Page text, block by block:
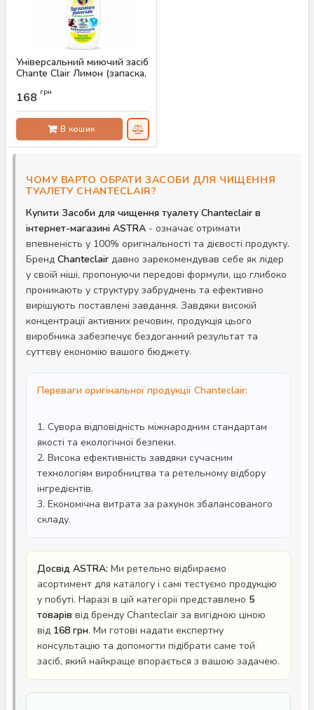
Універсальний миючий засіб
Chante Clair Лимон (запаска,
Артикул:
168 грн
В кошик
ЧОМУ ВАРТО ОБРАТИ ЗАСОБИ ДЛЯ ЧИЩЕННЯ
ТУАЛЕТУ CHANTECLAIR?
Купити Засоби для чищення туалету Chanteclair в
інтернет-магазині ASTRA - означає отримати
впевненість у 100% оригінальності та дієвості продукту.
Бренд Chanteclair давно зарекомендував себе як лідер
у своїй ніші, пропонуючи передові формули, що глибоко
проникають у структуру забруднень та ефективно
вирішують поставлені завдання. Завдяки високій
концентрації активних речовин, продукція цього
виробника забезпечує бездоганний результат та
суттєву економію вашого бюджету.
Переваги оригінальної продукції Chanteclair:
1. Сувора відповідність міжнародним стандартам
якості та екологічної безпеки.
2. Висока ефективність завдяки сучасним
технологіям виробництва та ретельному відбору
інгредієнтів.
3. Економічна витрата за рахунок збалансованого
складу.
Досвід ASTRA: Ми ретельно відбираємо
асортимент для каталогу і самі тестуємо продукцію
у побуті. Наразі в цій категорії представлено 5
товарів від бренду Chanteclair за вигідною ціною
від 168 грн. Ми готові надати експертну
консультацію та допомогти підібрати саме той
засіб, який найкраще впорається з вашою задачею.